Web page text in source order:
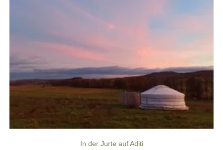
In der Jurte auf Aditi